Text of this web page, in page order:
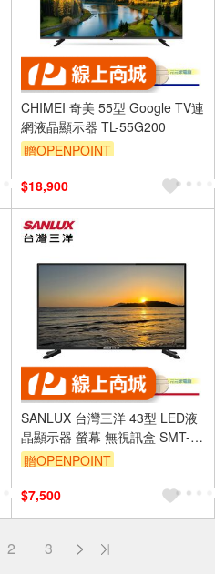
CHIMEI 奇美 55型 Google TV連
網液晶顯示器 TL-55G200
贈OPENPOINT
$18,900
SANLUX 台灣三洋 43型 LED液
晶顯示器 螢幕 無視訊盒 SMT-
43AM3
贈OPENPOINT
$7,500
2 3